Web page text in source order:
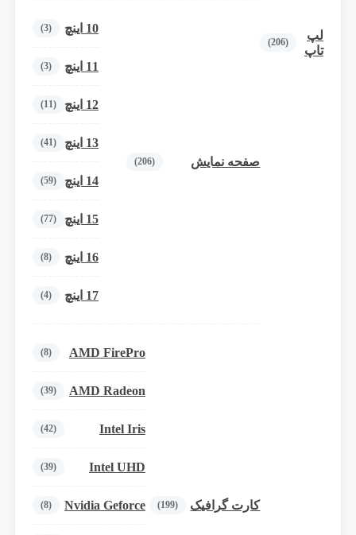
لپ
تاپ
(206)
صفحه نمایش (206)
10 اینچ (3)
11 اینچ (3)
12 اینچ (11)
13 اینچ (41)
14 اینچ (59)
15 اینچ (77)
16 اینچ (8)
17 اینچ (4)
کارت گرافیک (199)
AMD FirePro
(8)
AMD Radeon
(39)
Intel Iris
(42)
Intel UHD
(39)
Nvidia Geforce
(8)